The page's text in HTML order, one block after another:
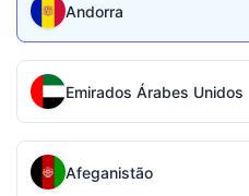
Andorra
Emirados Árabes Unidos
Afeganistão